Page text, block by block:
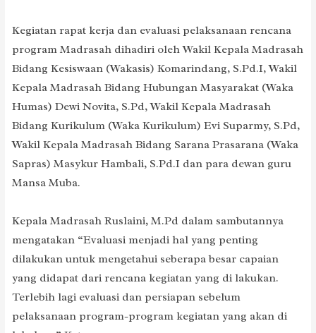
Kegiatan rapat kerja dan evaluasi pelaksanaan rencana
program Madrasah dihadiri oleh Wakil Kepala Madrasah
Bidang Kesiswaan (Wakasis) Komarindang, S.Pd.I, Wakil
Kepala Madrasah Bidang Hubungan Masyarakat (Waka
Humas) Dewi Novita, S.Pd, Wakil Kepala Madrasah
Bidang Kurikulum (Waka Kurikulum) Evi Suparmy, S.Pd,
Wakil Kepala Madrasah Bidang Sarana Prasarana (Waka
Sapras) Masykur Hambali, S.Pd.I dan para dewan guru
Mansa Muba.
Kepala Madrasah Ruslaini, M.Pd dalam sambutannya
mengatakan “Evaluasi menjadi hal yang penting
dilakukan untuk mengetahui seberapa besar capaian
yang didapat dari rencana kegiatan yang di lakukan.
Terlebih lagi evaluasi dan persiapan sebelum
pelaksanaan program-program kegiatan yang akan di